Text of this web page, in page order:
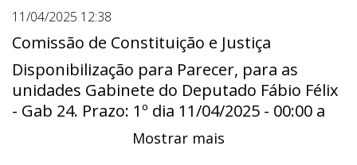
11/04/2025 12:38
Comissão de Constituição e Justiça
Disponibilização para Parecer, para as
unidades Gabinete do Deputado Fábio Félix
- Gab 24. Prazo: 1º dia 11/04/2025 - 00:00 a
útimo dia 09/05/2025 - 23:59
Mostrar mais